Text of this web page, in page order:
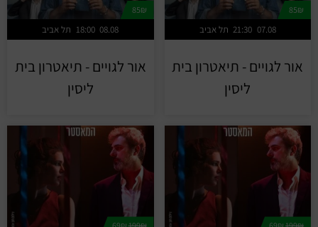
85₪
תל אביב 21:30 07.08
אור לגויים - תיאטרון בית
ליסין
85₪
תל אביב 18:00 08.08
אור לגויים - תיאטרון בית
ליסין